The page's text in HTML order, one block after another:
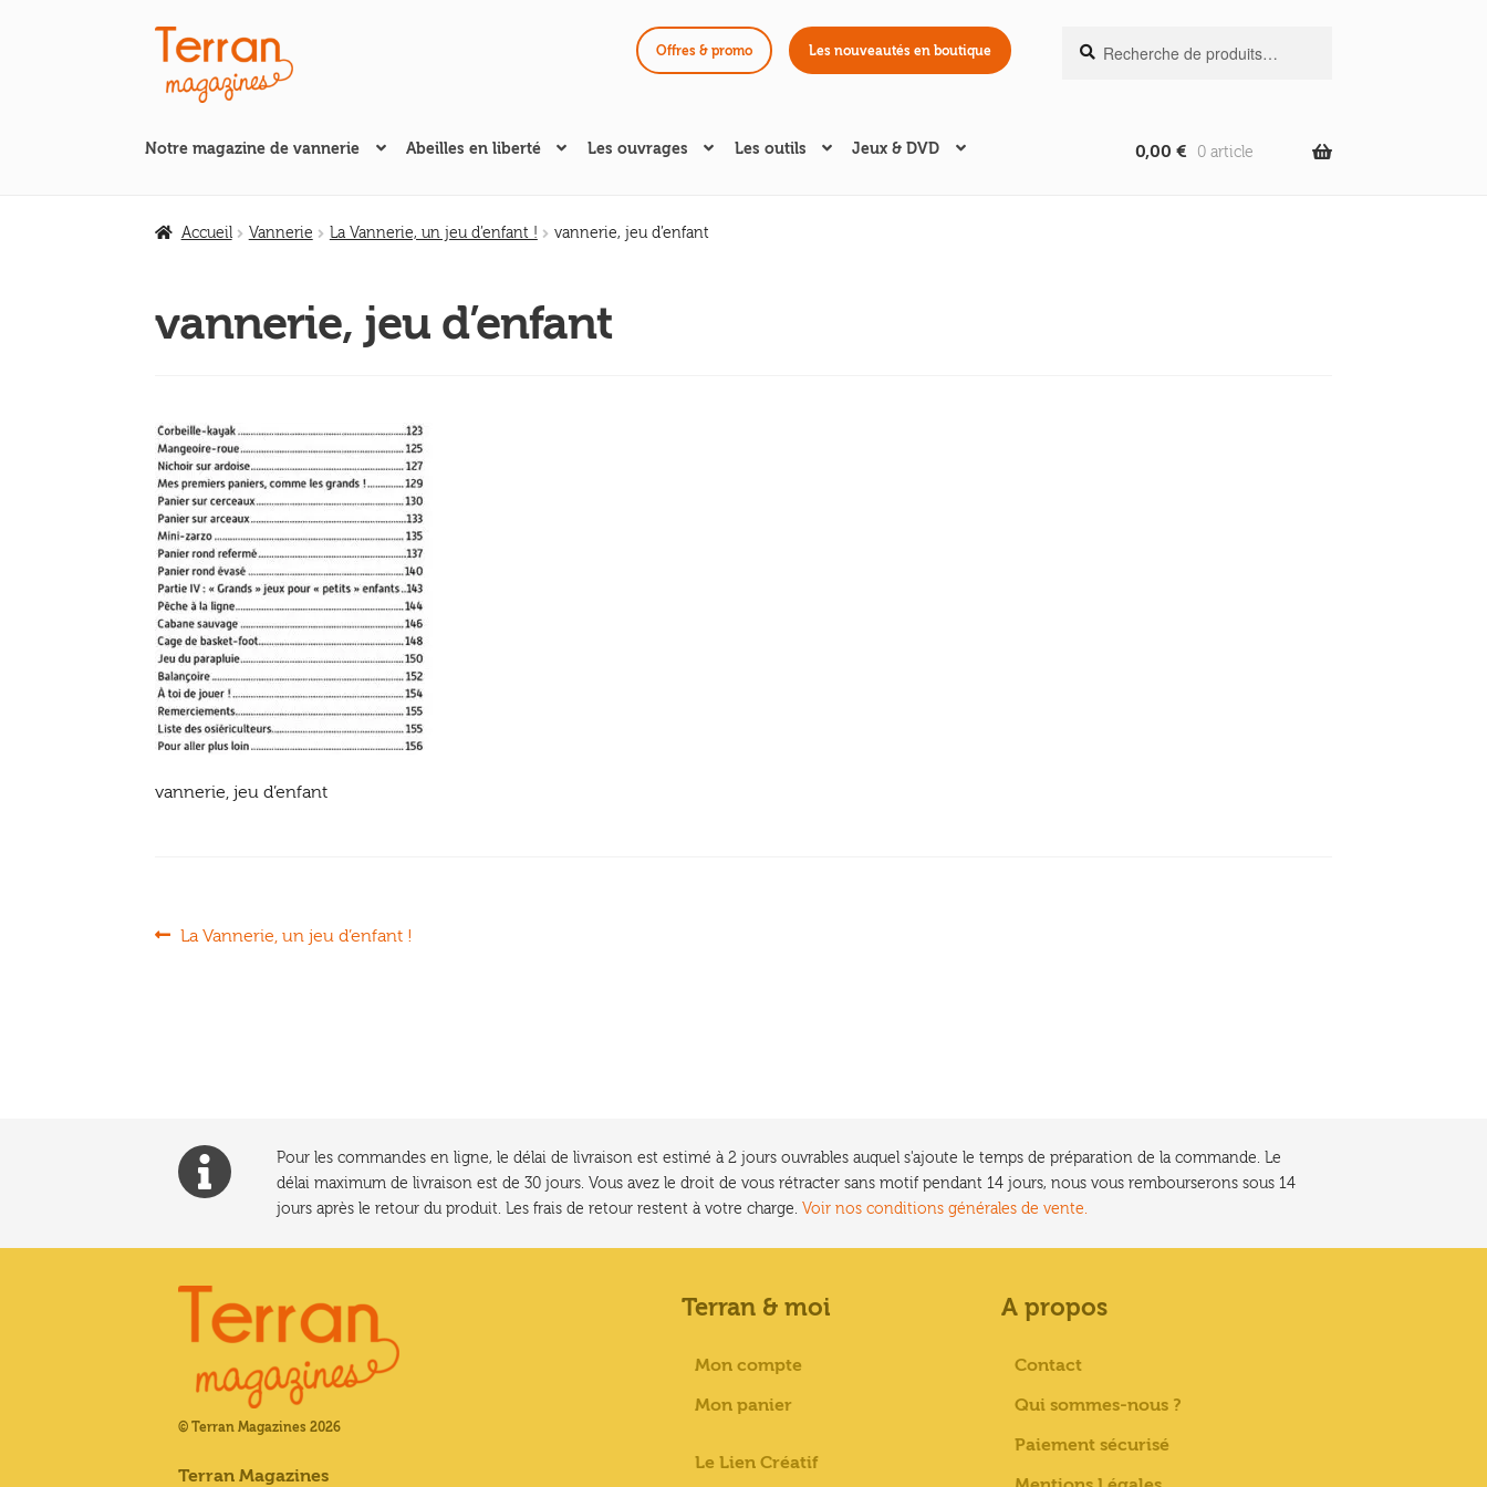
Aller
à
la
Aller
au
contenu
Offres & promo Les nouveautés en boutique
pour :
Recherche
Notre magazine de vannerie Abeilles en liberté Les ouvrages Les outils Jeux & DVD 0,00 € 0 article
Accueil Vannerie La Vannerie, un jeu d’enfant ! vannerie, jeu d’enfant
vannerie, jeu d’enfant
vannerie, jeu d’enfant
Navigation
Article
La Vannerie, un jeu d’enfant !
Pour les commandes en ligne, le délai de livraison est estimé à 2 jours ouvrables auquel s'ajoute le temps de préparation de la commande. Le
délai maximum de livraison est de 30 jours. Vous avez le droit de vous rétracter sans motif pendant 14 jours, nous vous rembourserons sous 14
jours après le retour du produit. Les frais de retour restent à votre charge. Voir nos conditions générales de vente.
© Terran Magazines 2026
Terran Magazines
Terran & moi
Mon compte
Mon panier
Le Lien Créatif
A propos
Contact
Qui sommes-nous ?
Paiement sécurisé